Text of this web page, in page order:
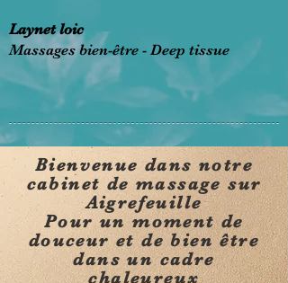
Laynet loic
Massages bien-être - Deep tissue
Bienvenue dans notre
cabinet de massage sur
Aigrefeuille
Pour un moment de
douceur et de bien être
dans un cadre
chaleureux